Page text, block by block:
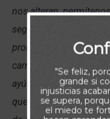
nos alteran,
según tus mandatos,
prometes y
caminos requiriendo
ayúdanos a ser
que hacemos en
"Se feliz,
grande si
injusticias
se supera,
el miedo te